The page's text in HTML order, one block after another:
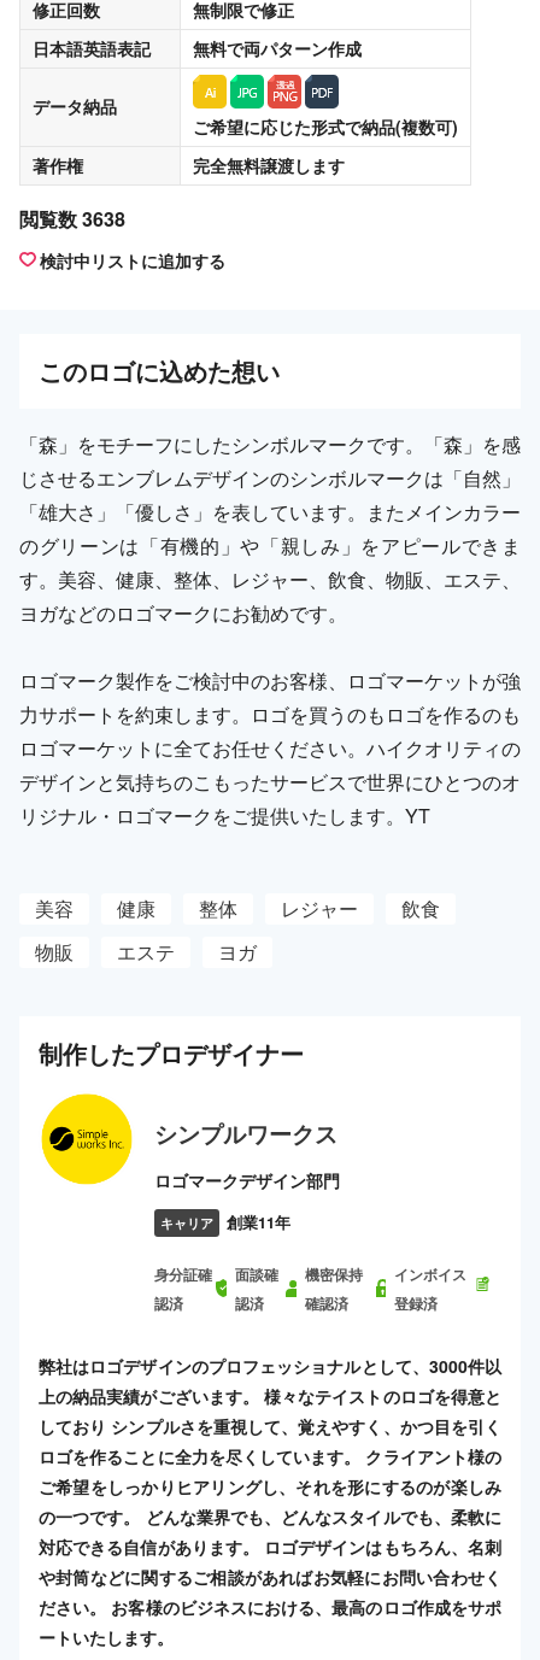
修正回数
無制限で修正
日本語英語表記
無料で両パターン作成
データ納品
ご希望に応じた形式で納品(複数可)
著作権
完全無料譲渡します
閲覧数 3638
検討中リストに追加する
このロゴに込めた想い
「森」をモチーフにしたシンボルマークです。「森」を感
じさせるエンブレムデザインのシンボルマークは「自然」
「雄大さ」「優しさ」を表しています。またメインカラー
のグリーンは「有機的」や「親しみ」をアピールできま
す。美容、健康、整体、レジャー、飲食、物販、エステ、
ヨガなどのロゴマークにお勧めです。
ロゴマーク製作をご検討中のお客様、ロゴマーケットが強
力サポートを約束します。ロゴを買うのもロゴを作るのも
ロゴマーケットに全てお任せください。ハイクオリティの
デザインと気持ちのこもったサービスで世界にひとつのオ
リジナル・ロゴマークをご提供いたします。YT
美容 健康 整体 レジャー
飲食
物販
エステ ヨガ
制作したプロデザイナー
シンプルワークス
ロゴマークデザイン部門
キャリア 創業11年
身分証確
認済
面談確
認済
機密保持
確認済
インボイス
登録済
弊社はロゴデザインのプロフェッショナルとして、3000件以
上の納品実績がございます。 様々なテイストのロゴを得意と
しており シンプルさを重視して、覚えやすく、かつ目を引く
ロゴを作ることに全力を尽くしています。 クライアント様の
ご希望をしっかりヒアリングし、それを形にするのが楽しみ
の一つです。 どんな業界でも、どんなスタイルでも、柔軟に
対応できる自信があります。 ロゴデザインはもちろん、名刺
や封筒などに関するご相談があればお気軽にお問い合わせく
ださい。 お客様のビジネスにおける、最高のロゴ作成をサポ
ートいたします。